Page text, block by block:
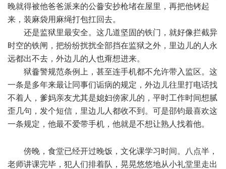
晚就得被他爸爸派来的公齤安抄枪堵在屋里，再把他铐起
来，装麻袋用麻绳打包扛回去。
还是监狱里最安全。这几道坚固的铁门，就好像拦截异
时空的铁闸，把纷纷扰扰全部挡在监狱之外，里边儿的人永
远都出不去，外边儿的人也甭想进来。
狱齤警规范条例上，甚至连手机都不允许带入监区。这
一条是多年来最让同事们诟病的规定，外边儿往里打电话找
不着人，爹妈亲友尤其是媳妇傍家儿的，平时工作时间想腻
歪几句，发个短信，里边儿人都收不到。可是邵钧最喜欢这
一条规定，他最不爱带手机，他就是不想让熟人找着他。
傍晚，食堂已经开过晚饭，文化课学习时间。八点半，
老师讲课完毕，犯人们排着队，晃晃悠悠地从小礼堂里走出